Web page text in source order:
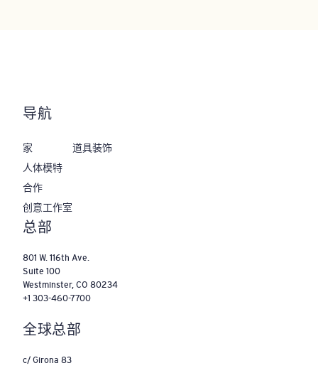
导航
家
人体模特
合作
‌创意工作室
道具装饰
‌总部
801 W. 116th Ave.
Suite 100
Westminster, CO 80234
+1 303-460-7700
全球总部
c/ Girona 83